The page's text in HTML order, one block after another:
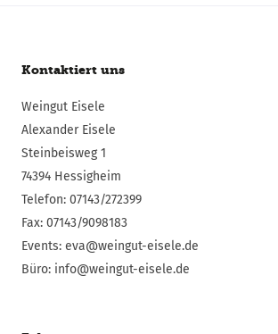
Kontaktiert uns
Weingut Eisele
Alexander Eisele
Steinbeisweg 1
74394 Hessigheim
Telefon: 07143/272399
Fax: 07143/9098183
Events: eva@weingut-eisele.de
Büro: info@weingut-eisele.de